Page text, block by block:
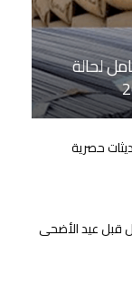
لحالة
حصرية
قبل عيد الأضحى